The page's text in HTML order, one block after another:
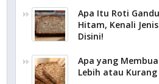
Apa Itu Roti
Hitam, Kenali
Disini!
Apa yang
Lebih atau Kurang